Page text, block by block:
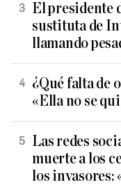
El presidente
sustituta de
llamando
¿Qué falta de
«Ella no se
Las redes
muerte a los
los invasores: